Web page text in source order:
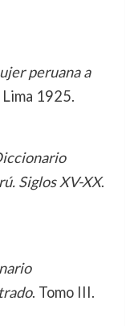
peruana a
1925.
Siglos XV-XX.
. Tomo III.